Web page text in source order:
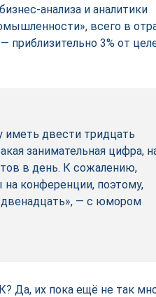
анализа и аналитики
всего в
приблизительно 3% от
иметь двести тридцать
занимательная цифра,
в день. К сожалению,
конференции, поэтому,
двенадцать», — с юмором
Да, их пока ещё не так